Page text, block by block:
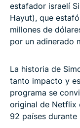
estafador israelí
Hayut), que
millones de
por un adinerado
La historia de
tanto impacto y
programa se
original de Netflix
92 países durante